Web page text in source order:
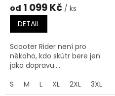
od 1 099 Kč / ks
DETAIL
Scooter Rider není pro
někoho, kdo skútr bere jen
jako dopravu....
S
M L XL 2XL 3XL